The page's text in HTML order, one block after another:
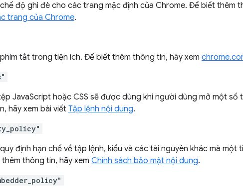
độ ghi đè cho các trang mặc định của Chrome. Để biết thêm
trang của Chrome.
tắt trong tiện ích. Để biết thêm thông tin, hãy xem
JavaScript hoặc CSS sẽ được dùng khi người dùng mở một số
hãy xem bài viếtTập lệnh nội dung.
định hạn chế về tập lệnh, kiểu và các tài nguyên khác mà một
thông tin, hãy xem Chính sách bảo mật nội dung.